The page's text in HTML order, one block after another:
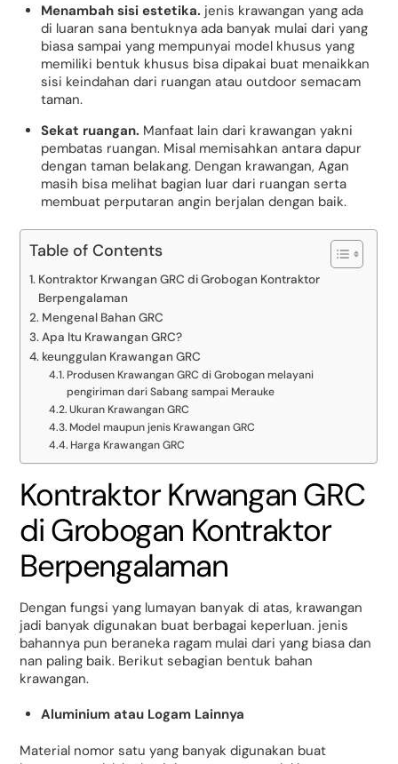
Menambah sisi estetika. jenis krawangan yang ada
di luaran sana bentuknya ada banyak mulai dari yang
biasa sampai yang mempunyai model khusus yang
memiliki bentuk khusus bisa dipakai buat menaikkan
sisi keindahan dari ruangan atau outdoor semacam
taman.
Sekat ruangan. Manfaat lain dari krawangan yakni
pembatas ruangan. Misal memisahkan antara dapur
dengan taman belakang. Dengan krawangan, Agan
masih bisa melihat bagian luar dari ruangan serta
membuat perputaran angin berjalan dengan baik.
Table of Contents
Kontraktor Krwangan GRC di Grobogan Kontraktor
Berpengalaman
Mengenal Bahan GRC
Apa Itu Krawangan GRC?
keunggulan Krawangan GRC
Produsen Krawangan GRC di Grobogan melayani
pengiriman dari Sabang sampai Merauke
Ukuran Krawangan GRC
Model maupun jenis Krawangan GRC
Harga Krawangan GRC
Kontraktor Krwangan GRC
di Grobogan Kontraktor
Berpengalaman
Dengan fungsi yang lumayan banyak di atas, krawangan
jadi banyak digunakan buat berbagai keperluan. jenis
bahannya pun beraneka ragam mulai dari yang biasa dan
nan paling baik. Berikut sebagian bentuk bahan
krawangan.
Aluminium atau Logam Lainnya
Material nomor satu yang banyak digunakan buat